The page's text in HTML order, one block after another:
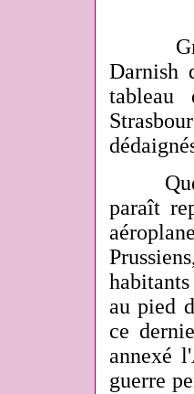
Darnish
Que
paraît
au pied
ce
annexé
guerre